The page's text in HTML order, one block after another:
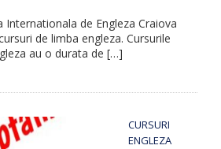
Internationala de Engleza Craiova
de limba engleza. Cursurile
au o durata de […]
CURSURI
ENGLEZA